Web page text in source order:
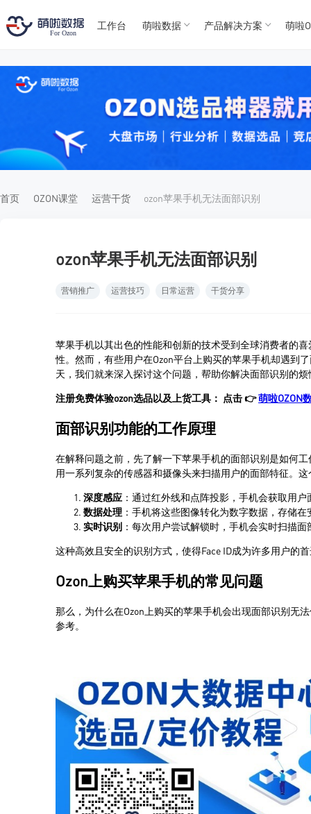
For
For
工作台 萌啦数据 产品解决方案 萌啦
首页 OZON课堂 运营干货 ozon苹果手机无法面部识别
ozon苹果手机无法面部识别
营销推广 运营技巧 日常运营 干货分享